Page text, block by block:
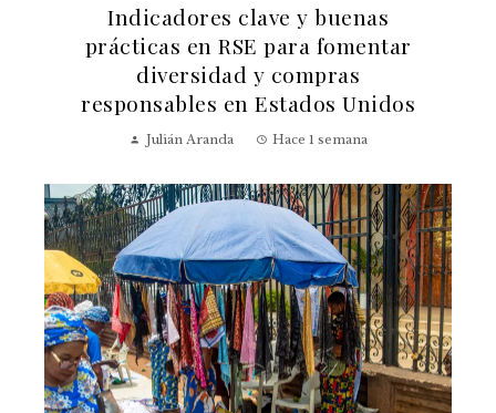
Indicadores clave y buenas
prácticas en RSE para fomentar
diversidad y compras
responsables en Estados Unidos
Julián Aranda Hace 1 semana